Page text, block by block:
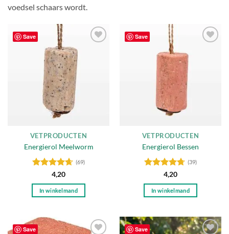
voedsel schaars wordt.
Save
Toevoegen
verlanglijst
VETPRODUCTEN
Energierol Meelworm
Gewaardeerd
4.65uit 5
(69)
4,20
In winkelmand
Save
VETPRODUCTEN
Energierol Bessen
Gewaardeerd
4.69uit 5
(39)
4,20
In winkelmand
Save Save